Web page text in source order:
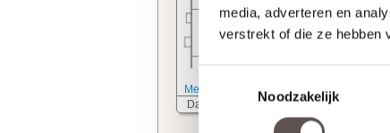
media, adverteren en
verstrekt of die ze hebben
Noodzakelijk
Meer informatie
Dag- nachtslot
Meer informatie
Cilinderslot